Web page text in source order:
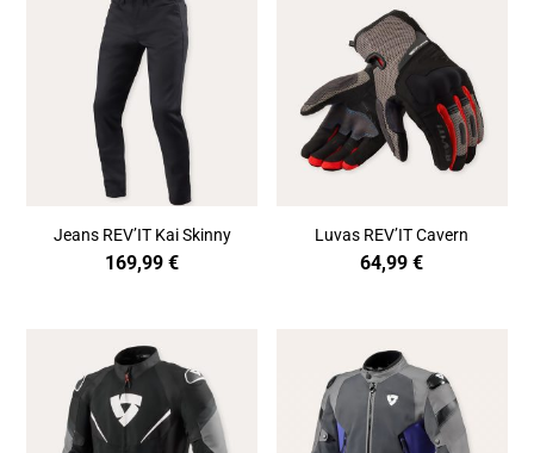
Jeans REV’IT Kai Skinny
169,99€
Luvas REV’IT Cavern
64,99€